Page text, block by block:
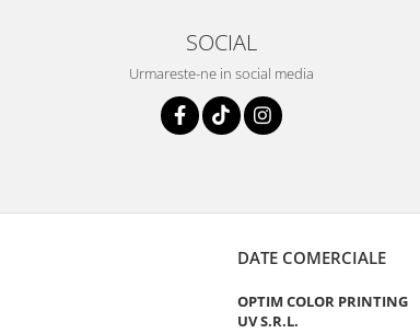
SOCIAL
Urmareste-ne in social media
DATE COMERCIALE
OPTIM COLOR PRINTING
UV S.R.L.